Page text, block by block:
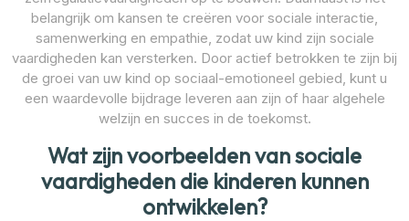
belangrijk om kansen te creëren voor sociale interactie,
samenwerking en empathie, zodat uw kind zijn sociale
vaardigheden kan versterken. Door actief betrokken te zijn bij
de groei van uw kind op sociaal-emotioneel gebied, kunt u
een waardevolle bijdrage leveren aan zijn of haar algehele
welzijn en succes in de toekomst.
Wat zijn voorbeelden van sociale
vaardigheden die kinderen kunnen
ontwikkelen?